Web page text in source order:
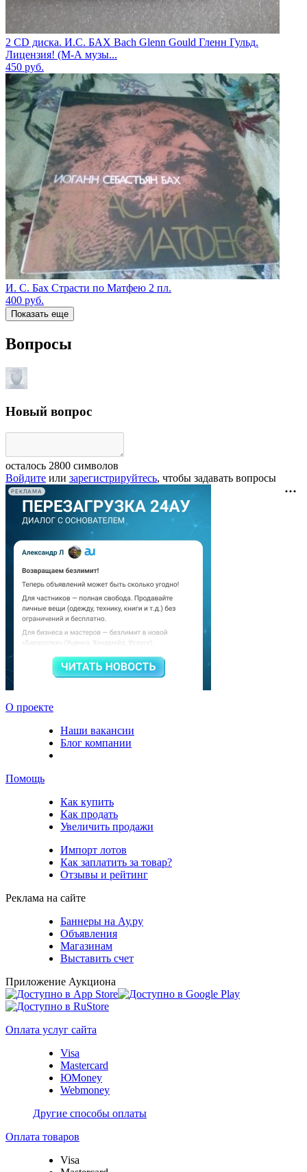
2 CD диска. И.С. БАХ Bach Glenn Gould Гленн Гульд.
Лицензия! (М-А музы...
450 руб.
И. С. Бах Страсти по Матфею 2 пл.
400 руб.
Показать еще
Вопросы
Новый вопрос
осталось 2800 символов
Войдите или зарегистрируйтесь, чтобы задавать вопросы
РЕКЛАМА
О проекте
Наши вакансии
Блог компании
Помощь
Как купить
Как продать
Увеличить продажи
Импорт лотов
Как заплатить за товар?
Отзывы и рейтинг
Реклама на сайте
Баннеры на Ау.ру
Объявления
Магазинам
Выставить счет
Приложение Аукциона
Оплата услуг сайта
Visa
Mastercard
ЮMoney
Webmoney
Другие способы оплаты
Оплата товаров
Visa